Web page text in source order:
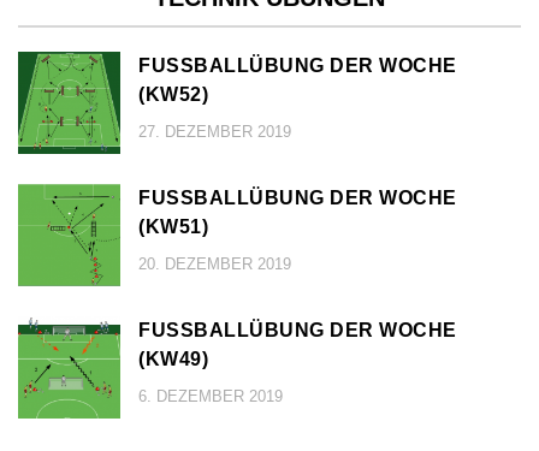
FUSSBALLÜBUNG DER WOCHE (
KW52)
27. DEZEMBER 2019
FUSSBALLÜBUNG DER WOCHE (
KW51)
20. DEZEMBER 2019
FUSSBALLÜBUNG DER WOCHE (
KW49)
6. DEZEMBER 2019